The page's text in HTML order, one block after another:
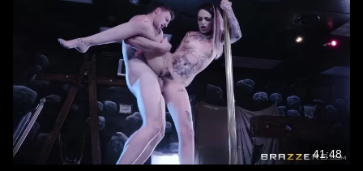
41:48